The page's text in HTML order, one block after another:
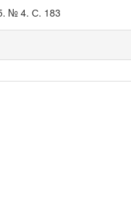
№ 4. С. 183